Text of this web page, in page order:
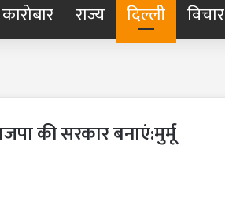
कारोबार राज्य दिल्ली विचार
की सरकार बनाएं:मुर्मू